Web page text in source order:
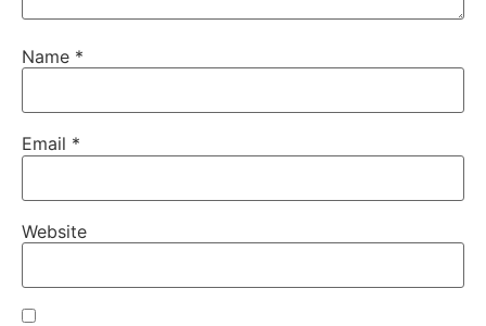
Name *
Email *
Website